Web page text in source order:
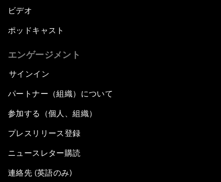
ビデオ
ポッドキャスト
エンゲージメント
サインイン
パートナー（組織）について
参加する（個人、組織）
プレスリリース登録
ニュースレター購読
連絡先 (英語のみ)